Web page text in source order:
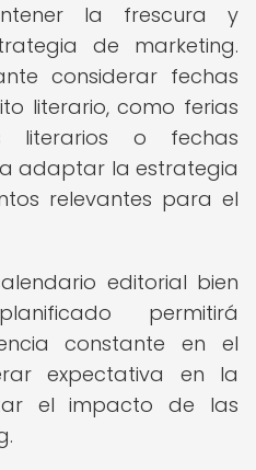
la frescura y
de marketing.
considerar fechas
literario, como ferias
literarios o fechas
adaptar la estrategia
relevantes para el
editorial bien
permitirá
constante en el
expectativa en la
el impacto de las